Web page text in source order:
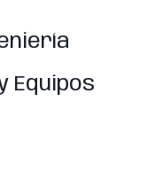
Equipos